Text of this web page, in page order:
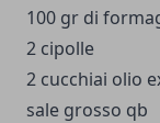
100 gr di
2 cipolle
2 cucchiai olio
sale grosso qb